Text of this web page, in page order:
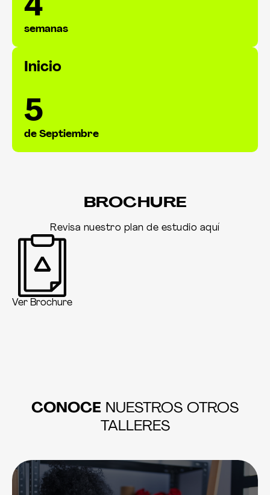
4
semanas
Inicio
5
de Septiembre
BROCHURE
Revisa nuestro plan de estudio aquí
Ver Brochure
CONOCE NUESTROS OTROS
TALLERES